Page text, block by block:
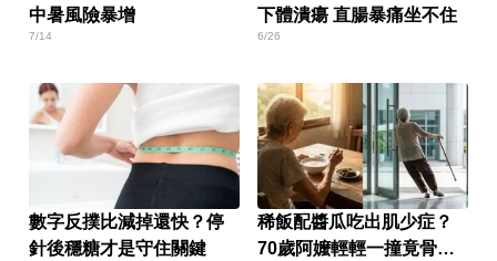
中暑風險暴增
7/14
下體潰瘍 直腸暴痛坐不住
6/26
數字反撲比減掉還快？停
針後穩糖才是守住關鍵
稀飯配醬瓜吃出肌少症？
70歲阿嬤輕輕一撞竟骨